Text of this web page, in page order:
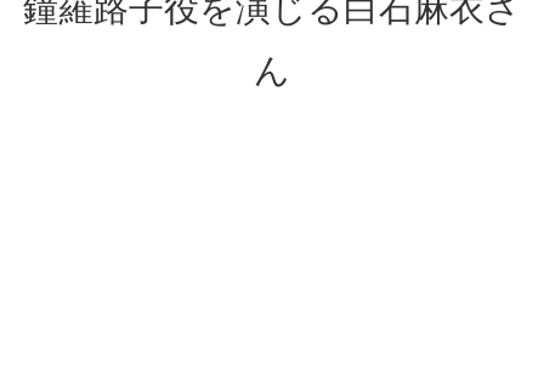
鐘羅路子役を演じる白石麻衣さ
ん